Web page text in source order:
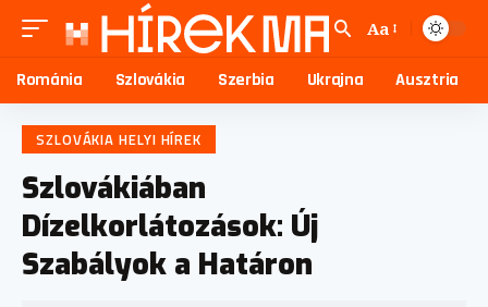
Aa
Románia Szlovákia Szerbia Ukrajna Ausztria
SZLOVÁKIA HELYI HÍREK
Szlovákiában
Dízelkorlátozások: Új
Szabályok a Határon